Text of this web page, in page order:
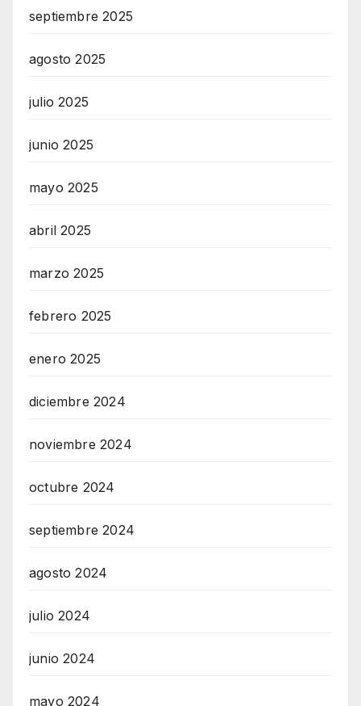
septiembre 2025
agosto 2025
julio 2025
junio 2025
mayo 2025
abril 2025
marzo 2025
febrero 2025
enero 2025
diciembre 2024
noviembre 2024
octubre 2024
septiembre 2024
agosto 2024
julio 2024
junio 2024
mayo 2024